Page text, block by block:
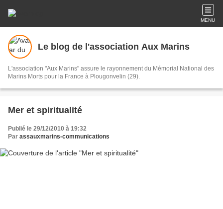
MENU
Le blog de l'association Aux Marins
L'association "Aux Marins" assure le rayonnement du Mémorial National des
Marins Morts pour la France à Plougonvelin (29).
Mer et spiritualité
Publié le 29/12/2010 à 19:32
Par assauxmarins-communications